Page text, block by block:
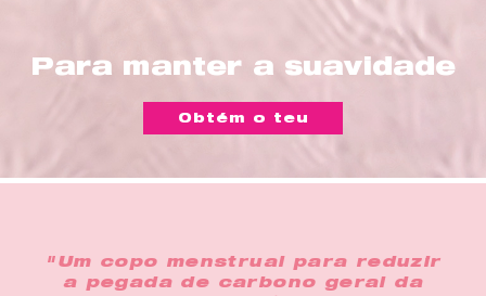
Para manter a suavidade
Obtém o teu
"Um copo menstrual para reduzir
a pegada de carbono geral da